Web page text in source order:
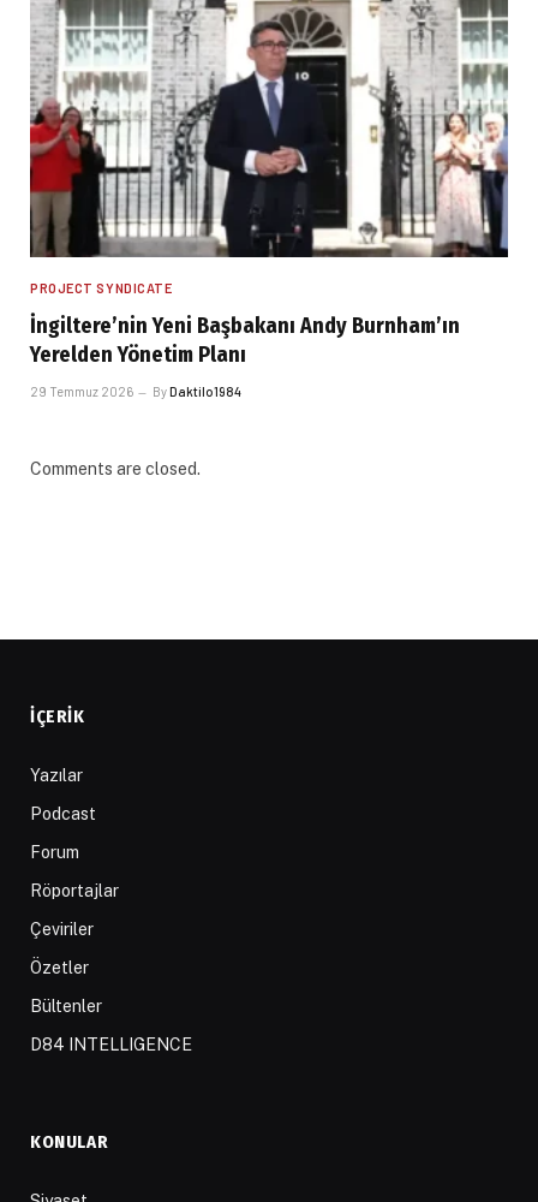
PROJECT SYNDICATE
İngiltere’nin Yeni Başbakanı Andy Burnham’ın
Yerelden Yönetim Planı
29 Temmuz 2026 ByDaktilo1984
Comments are closed.
İÇERIK
Yazılar
Podcast
Forum
Röportajlar
Çeviriler
Özetler
Bültenler
D84 INTELLIGENCE
KONULAR